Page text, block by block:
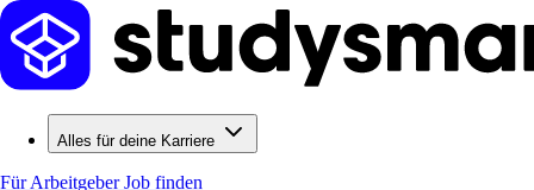
Alles für deine Karriere
Für ArbeitgeberJob finden